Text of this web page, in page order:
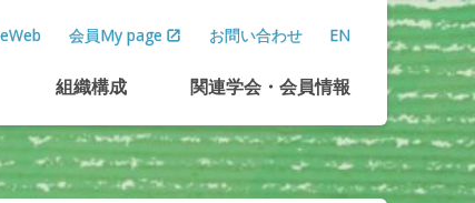
会員My page お問い合わせ EN
組織構成 関連学会 ・会員情報